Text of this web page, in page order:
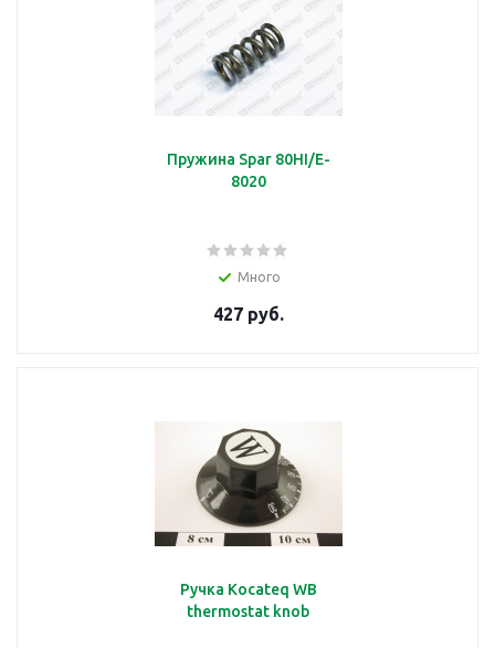
Датчик влажности
подробнее
Датчик движения
Датчик температуры
подробнее
Пружина Spar 80HI/E-
8020
Много
427 руб.
Ручка Kocateq WB
thermostat knob